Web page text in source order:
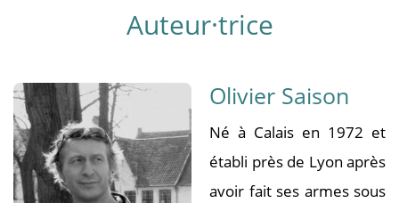
Auteur·trice
Olivier Saison
Né à Calais en 1972 et
établi près de Lyon après
avoir fait ses armes sous